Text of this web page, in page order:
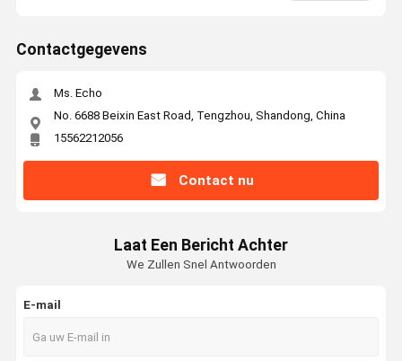
Contactgegevens
Ms. Echo
No. 6688 Beixin East Road, Tengzhou, Shandong, China
15562212056
Contact nu
Laat Een Bericht Achter
We Zullen Snel Antwoorden
E-mail